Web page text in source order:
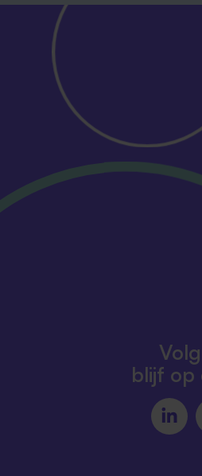
blijf op